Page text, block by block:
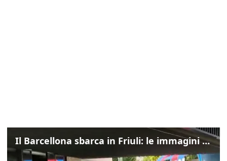
Il Barcellona sbarca in Friuli: le immagini dell'arrivo in albergo